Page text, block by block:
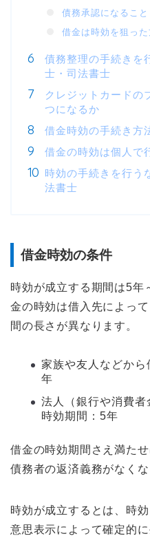
債務承認になること
借金は時効を狙っ
債務整理の手続きを
士・司法書士
クレジットカードの
つになるか
借金時効の手続き方
借金の時効は個人で
時効の手続きを行う
法書士
借金時効の条件
時効が成立する期間は5年
金の時効は借入先によっ
間の長さが異なります。
家族や友人などか
年
法人（銀行や消費
時効期間：5年
借金の時効期間さえ満た
債務者の返済義務がなく
時効が成立するとは、時
意思表示によって確定的